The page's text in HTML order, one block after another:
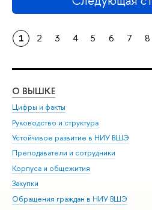
1 2 3 4 5 6 7 8
О ВЫШКЕ
Цифры и факты
Руководство и структура
Устойчивое развитие в НИУ ВШЭ
Преподаватели и сотрудники
Корпуса и общежития
Закупки
Обращения граждан в НИУ ВШЭ